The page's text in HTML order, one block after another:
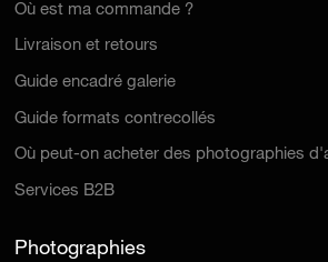
Où est ma commande ?
Livraison et retours
Guide encadré galerie
Guide formats contrecollés
Où peut-on acheter des photographies
Services B2B
Photographies